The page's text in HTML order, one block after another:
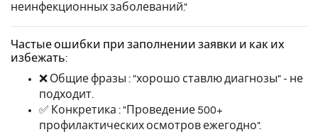
неинфекционных заболеваний."
Частые ошибки при заполнении заявки и как их
избежать:
❌ Общие фразы : "хорошо ставлю диагнозы" - не
подходит.
✅ Конкретика : "Проведение 500+
профилактических осмотров ежегодно".